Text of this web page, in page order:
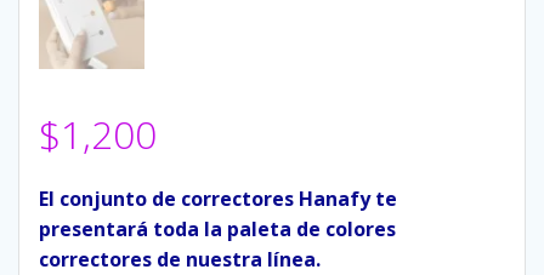
$1,200
El conjunto de correctores Hanafy te
presentará toda la paleta de colores
correctores de nuestra línea.